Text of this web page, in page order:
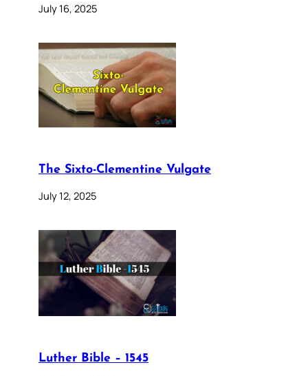
July 16, 2025
The Sixto-Clementine Vulgate
July 12, 2025
Luther Bible – 1545